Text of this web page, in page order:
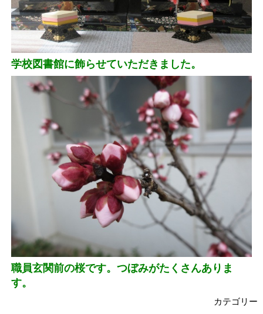
学校図書館に飾らせていただきました。
職員玄関前の桜です。つぼみがたくさんありま
す。
カテゴリー